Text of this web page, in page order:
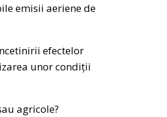
emisii aeriene de
efectelor
unor condiții
agricole?